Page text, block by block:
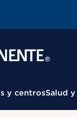
y centrosSalud